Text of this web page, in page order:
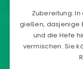
Zubereitung:
gießen, dasjenige
und die Hefe
vermischen. Sie